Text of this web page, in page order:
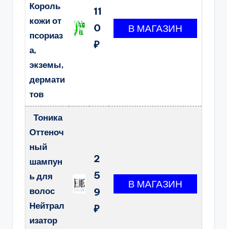
Король
кожи от
псориаз
а,
экземы,
дермати
тов
11
0
₽
Тоника
Оттеноч
ный
шампун
ь для
волос
Нейтрал
изатор
2
5
9
₽